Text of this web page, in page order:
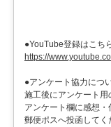
●YouTube登録はこち
https://
●アンケート協力につ
施工後にアンケート用
アンケート欄に感想・
郵便ポスへ投函してく